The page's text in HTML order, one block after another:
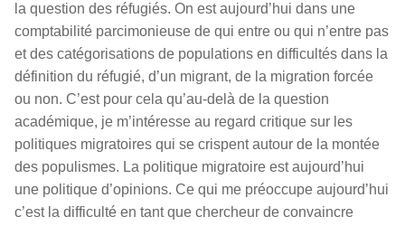
la question des réfugiés. On est aujourd’hui dans une
comptabilité parcimonieuse de qui entre ou qui n’entre pas
et des catégorisations de populations en difficultés dans la
définition du réfugié, d’un migrant, de la migration forcée
ou non. C’est pour cela qu’au-delà de la question
académique, je m’intéresse au regard critique sur les
politiques migratoires qui se crispent autour de la montée
des populismes. La politique migratoire est aujourd’hui
une politique d’opinions. Ce qui me préoccupe aujourd’hui
c’est la difficulté en tant que chercheur de convaincre